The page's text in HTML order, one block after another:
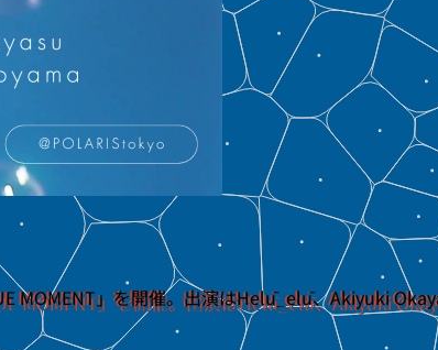
MOMENT」を開催。出演はHelū_elū、Akiyuki